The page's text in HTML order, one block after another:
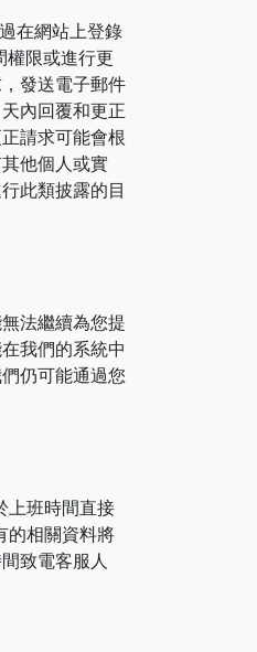
在網站上登錄
權限或進行更
發送電子郵件
內回覆和更正
請求可能會根
他個人或實
此類披露的目
法繼續為您提
我們的系統中
仍可能通過您
上班時間直接
的相關資料將
致電客服人